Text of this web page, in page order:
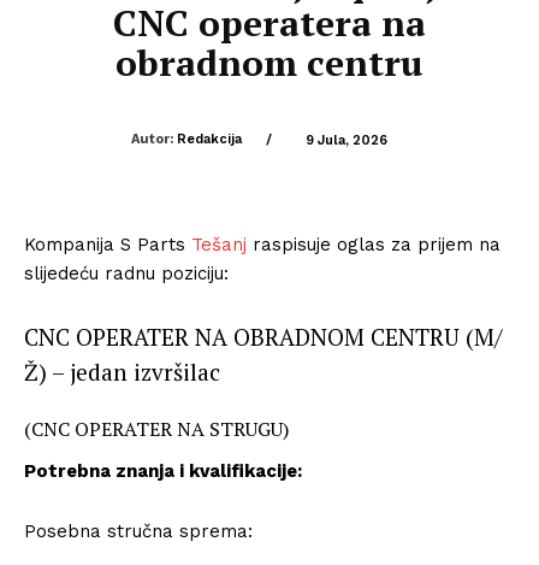
CNC operatera na
obradnom centru
Autor: Redakcija / 9 Jula, 2026
Kompanija S Parts Tešanj raspisuje oglas za prijem na
slijedeću radnu poziciju:
CNC OPERATER NA OBRADNOM CENTRU (M/
Ž) – jedan izvršilac
(CNC OPERATER NA STRUGU)
Potrebna znanja i kvalifikacije:
Posebna stručna sprema: